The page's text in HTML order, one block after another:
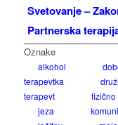
Svetovanje –
Partnerska
Oznake
alkohol
terapevtka
terapevt
jeza